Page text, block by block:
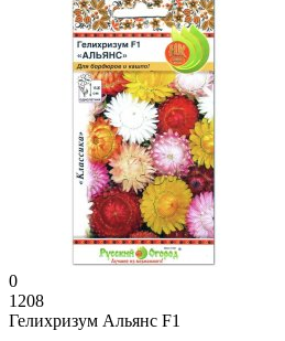
0
1208
Гелихризум Альянс F1